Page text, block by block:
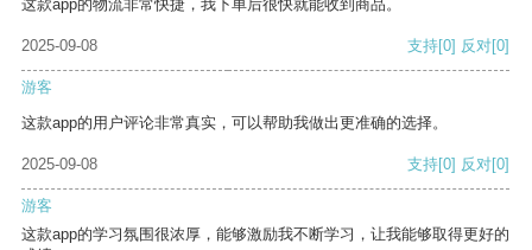
这款app的物流非常快捷，我下单后很快就能收到商品。
2025-09-08 支持[0] 反对[0]
游客
这款app的用户评论非常真实，可以帮助我做出更准确的选择。
2025-09-08 支持[0] 反对[0]
游客
这款app的学习氛围很浓厚，能够激励我不断学习，让我能够取得更好的